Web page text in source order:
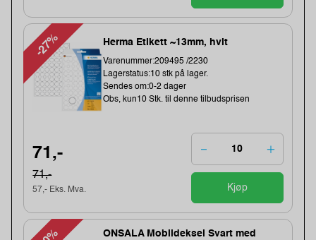
-27% Herma Etikett ~13mm, hvit
Varenummer:209495 /2230
Lagerstatus:10 stk på lager.
Sendes om:0-2 dager
Obs, kun10 Stk. til denne tilbudsprisen
71,-
71,-
57,- Eks. Mva. Kjøp
ONSALA Mobildeksel Svart med